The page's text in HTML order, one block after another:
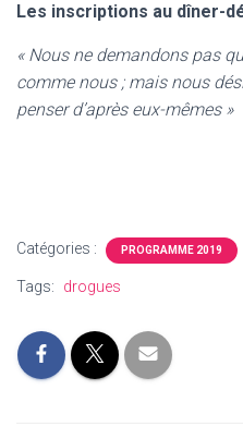
Les inscriptions au dîner-
« Nous ne demandons pas
comme nous ; mais nous
penser d’après eux-mêmes »
Catégories : PROGRAMME 2019
Tags: drogues